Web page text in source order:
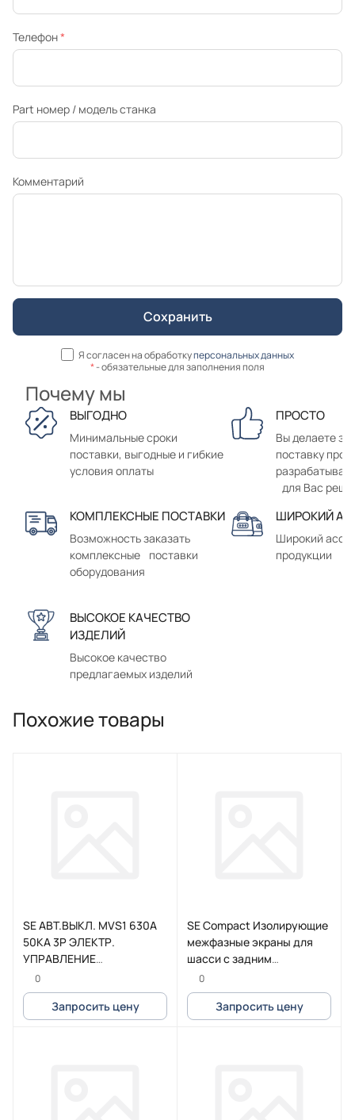
Телефон*
Part номер / модель станка
Комментарий
Я согласен на обработкуперсональных данных
*- обязательные для заполнения поля
Почему мы
ВЫГОДНО
Минимальные сроки
поставки, выгодные и гибкие
условия оплаты
ПРОСТО
Вы делаете
поставку
для Вас
КОМПЛЕКСНЫЕ ПОСТАВКИ
Возможность заказать
комплексные поставки
оборудования
ШИРОКИЙ
Широкий
продукции
ВЫСОКОЕ КАЧЕСТВО
ИЗДЕЛИЙ
Высокое качество
предлагаемых изделий
Похожие товары
SE АВТ.ВЫКЛ. MVS1 630A
50KA 3P ЭЛЕКТР.
УПРАВЛЕНИЕ
СТАЦИОНАРНЫЙ С
РАСЦЕПИТЕЛЕМ ETA6G
0
Запросить цену
SE Compact Изолирующие
межфазные экраны для
шасси с задним
присоединением (3шт.)
0
Запросить цену